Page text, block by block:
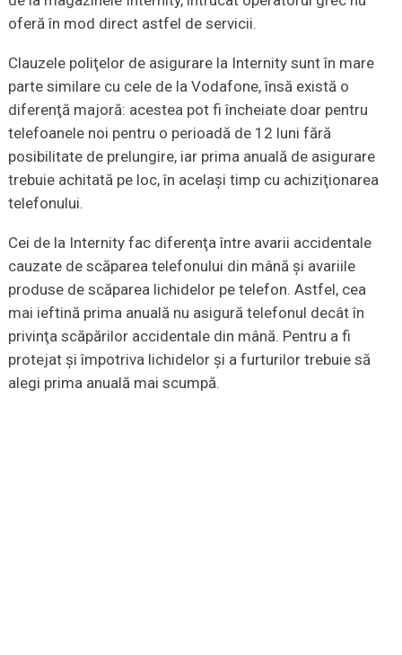
oferă în mod direct astfel de servicii.
Clauzele poliţelor de asigurare la Internity sunt în mare
parte similare cu cele de la Vodafone, însă există o
diferenţă majoră: acestea pot fi încheiate doar pentru
telefoanele noi pentru o perioadă de 12 luni fără
posibilitate de prelungire, iar prima anuală de asigurare
trebuie achitată pe loc, în acelaşi timp cu achiziţionarea
telefonului.
Cei de la Internity fac diferenţa între avarii accidentale
cauzate de scăparea telefonului din mână şi avariile
produse de scăparea lichidelor pe telefon. Astfel, cea
mai ieftină prima anuală nu asigură telefonul decât în
privinţa scăpărilor accidentale din mână. Pentru a fi
protejat şi împotriva lichidelor şi a furturilor trebuie să
alegi prima anuală mai scumpă.